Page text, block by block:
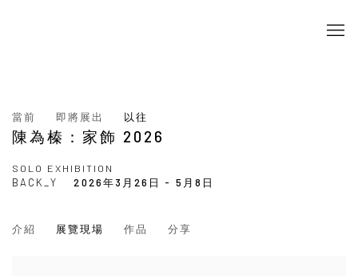
當前 即將展出 以往
陳為榛：家飾 2026
SOLO EXHIBITION
2026年3月26日 - 5月8日
BACK_Y
介紹 展覽現場 作品 分享